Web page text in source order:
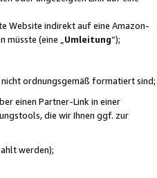
Website indirekt auf eine Amazon-
(eine „ Umleitung“);
ordnungsgemäß formatiert sind;
einen Partner-Link in einer
die wir Ihnen ggf. zur
werden);